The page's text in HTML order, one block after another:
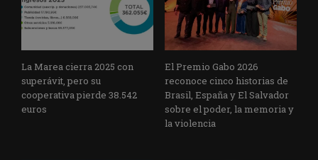
La Marea cierra 2025 con
superávit, pero su
cooperativa pierde 38.542
euros
El Premio Gabo 2026
reconoce cinco historias de
Brasil, España y El Salvador
sobre el poder, la memoria y
la violencia